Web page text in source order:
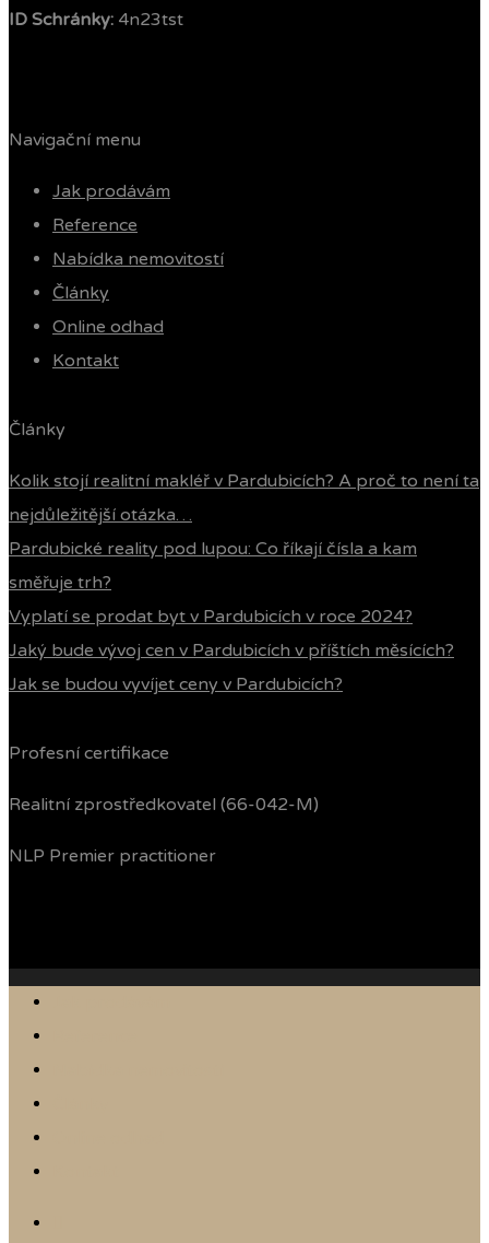
ID Schránky: 4n23tst
Navigační menu
Jak prodávám
Reference
Nabídka nemovitostí
Články
Online odhad
Kontakt
Články
Kolik stojí realitní makléř v Pardubicích? A proč to není ta
nejdůležitější otázka…
Pardubické reality pod lupou: Co říkají čísla a kam
směřuje trh?
Vyplatí se prodat byt v Pardubicích v roce 2024?
Jaký bude vývoj cen v Pardubicích v příštích měsících?
Jak se budou vyvíjet ceny v Pardubicích?
Profesní certifikace
Realitní zprostředkovatel (66-042-M)
NLP Premier practitioner